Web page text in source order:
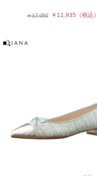
￥17,050 ￥11,935 （税込）